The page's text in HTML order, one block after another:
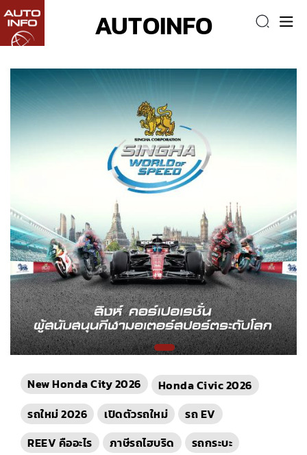
AUTOINFO
New Honda City 2026
Honda Civic 2026
รถใหม่ 2026
เปิดตัวรถใหม่
รถ EV
REEV คืออะไร
ภาษีรถไฮบริด
รถกระบะ